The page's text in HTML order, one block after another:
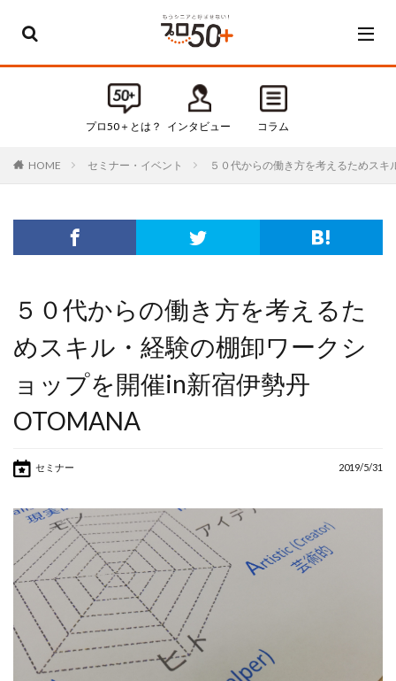
プロ50＋とは？ インタビュー コラム
HOME セミナー・イベント ５０代からの働き方を考えるためス
５０代からの働き方を考えるた
めスキル・経験の棚卸ワークシ
ョップを開催in新宿伊勢丹
OTOMANA
セミナー 2019/5/31
すべてのカテゴリ
お知らせ
コラム
セミナー・イベント
50代 50代起業
60代 60代起業
AI アルバイト
スマホ セカンドキャリア
セミナー リスキリング
人生
人生１００年
地域密着